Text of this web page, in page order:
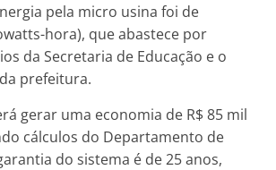
pela micro usina foi de
hora), que abastece por
da Secretaria de Educação e o
prefeitura.
gerar uma economia de R$ 85 mil
cálculos do Departamento de
do sistema é de 25 anos,